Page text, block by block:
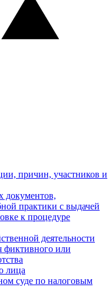
причин, участников и
документов,
практики с выдачей
к процедуре
деятельности
фиктивного или
лица
суде по налоговым